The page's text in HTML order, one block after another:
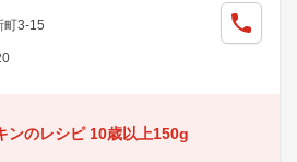
町3-15
ンのレシピ 10歳以上150g